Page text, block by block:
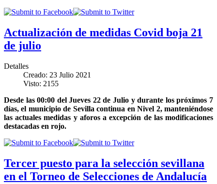
Actualización de medidas Covid boja 21
de julio
Detalles
Creado: 23 Julio 2021
Visto: 2155
Desde las 00:00 del Jueves 22 de Julio y durante los próximos 7
días, el municipio de Sevilla continua en Nivel 2, manteniéndose
las actuales medidas y aforos a excepción de las modificaciones
destacadas en rojo.
Tercer puesto para la selección sevillana
en el Torneo de Selecciones de Andalucía